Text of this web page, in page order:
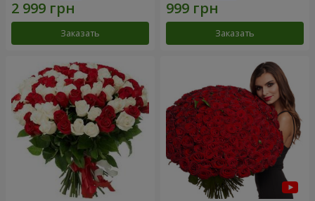
Заказать Заказать